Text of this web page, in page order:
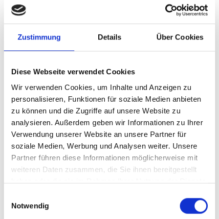
Zustimmung Details Über Cookies
Diese Webseite verwendet Cookies
Wir verwenden Cookies, um Inhalte und Anzeigen zu
personalisieren, Funktionen für soziale Medien anbieten
zu können und die Zugriffe auf unsere Website zu
analysieren. Außerdem geben wir Informationen zu Ihrer
Verwendung unserer Website an unsere Partner für
soziale Medien, Werbung und Analysen weiter. Unsere
Partner führen diese Informationen möglicherweise mit
weiteren Daten zusammen, die Sie ihnen bereitgestellt
haben oder die sie im Rahmen Ihrer Nutzung der Dienste
Notwendig
ob ich
lernen
möchte, ich brauche Menschen, die
die männlichen Schach-Youtuber!
Das Problem: Als ich Josefine wegen
Schachtraining kontaktierte, hatte ich
aufgrund meiner Schachpause keine
aktuelle Wertungszahl. Diese war zwar
gespeichert, aber für Josefine nicht